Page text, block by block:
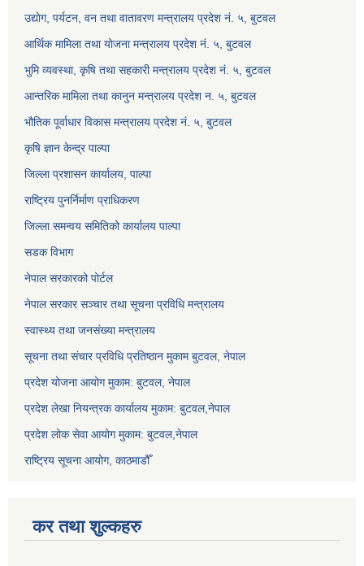
उद्याेग, पर्यटन, वन तथा वातावरण मन्त्रालय प्रदेश नं. ५, बुटवल
आर्थिक मामिला तथा योजना मन्त्रालय प्रदेश नं. ५, बुटवल
भुमि व्यवस्था, कृषि तथा सहकारी मन्त्रालय प्रदेश नं. ५, बुटवल
आन्तरिक मामिला तथा कानुन मन्त्रालय प्रदेश न. ५, बुटवल
भौतिक पूर्वाधार विकास मन्त्रालय प्रदेश नं. ५, बुटवल
कृषि ज्ञान केन्द्र पाल्पा
जिल्ला प्रशासन कार्यालय, पाल्पा
राष्ट्रिय पुनर्निर्माण प्राधिकरण
जिल्ला समन्वय समितिको कार्यालय पाल्पा
सडक विभाग
नेपाल सरकारको पोर्टल
नेपाल सरकार सञ्‍चार तथा सूचना प्रविधि मन्त्रालय
स्वास्थ्य तथा जनसंख्या मन्त्रालय
सूचना तथा संचार प्रविधि प्रतिष्ठान मुकाम बुटवल, नेपाल
प्रदेश योजना आयोग मुकाम: बुटवल, नेपाल
प्रदेश लेखा नियन्त्रक कार्यालय मुकाम: बुटवल,नेपाल
प्रदेश लोक सेवा आयोग मुकाम: बुटवल,नेपाल
राष्ट्रिय सूचना आयोग, काठमाडौँ
कर तथा शुल्कहरु